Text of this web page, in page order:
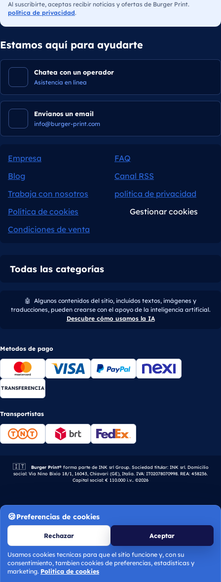
Al suscribirte, aceptas recibir noticias y ofertas de Burger Print.
política de privacidad.
Estamos aquí para ayudarte
Chatea con un operador
Asistencia en línea
Envianos un email
info@burger-print.com
Empresa
FAQ
Blog
Canal RSS
Trabaja con nosotros
política de privacidad
Política de cookies
Gestionar cookies
Condiciones de venta
Todas las categorías
🤖 Algunos contenidos del sitio, incluidos textos, imágenes y
traducciones, pueden crearse con el apoyo de la inteligencia artificial.
Descubre cómo usamos la IA
Metodos de pago
TRANSFERENCIA
Transportistas
🇮🇹 Empresa italiana.
Burger Print®forma parte de INK srl Group. Sociedad titular: INK srl. Domicilio
social: Via Nino Bixio 18/1, 16043, Chiavari (GE), Italia. IVA: IT02078070998. REA: 458236.
Capital social: € 110.000 i.v.. ©2026
Preferencias de cookies
Rechazar Aceptar
Usamos cookies tecnicas para que el sitio funcione y, con su
consentimiento, tambien cookies de preferencias, estadisticas y
marketing. Politica de cookies
Calcular presupuesto